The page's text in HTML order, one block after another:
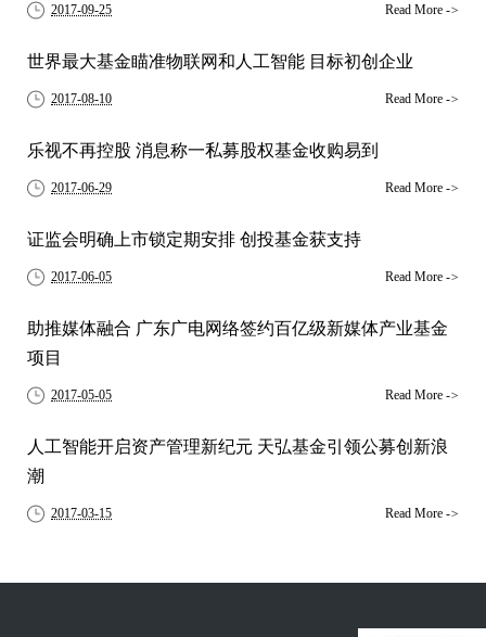
2017-09-25 Read More ->
世界最大基金瞄准物联网和人工智能 目标初创企业
2017-08-10 Read More ->
乐视不再控股 消息称一私募股权基金收购易到
2017-06-29 Read More ->
证监会明确上市锁定期安排 创投基金获支持
2017-06-05 Read More ->
助推媒体融合 广东广电网络签约百亿级新媒体产业基金
项目
2017-05-05 Read More ->
人工智能开启资产管理新纪元 天弘基金引领公募创新浪
潮
2017-03-15 Read More ->